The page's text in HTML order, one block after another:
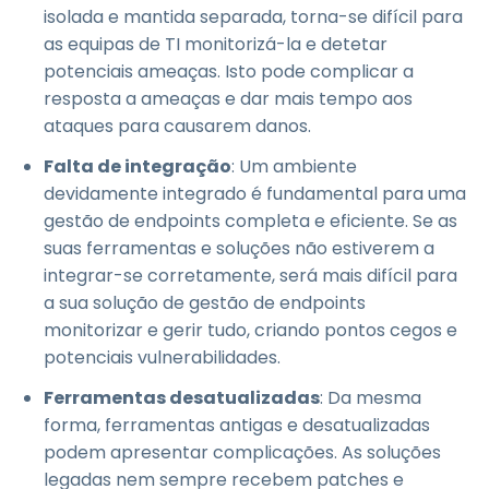
isolada e mantida separada, torna-se difícil para
as equipas de TI monitorizá-la e detetar
potenciais ameaças. Isto pode complicar a
resposta a ameaças e dar mais tempo aos
ataques para causarem danos.
Falta de integração: Um ambiente
devidamente integrado é fundamental para uma
gestão de endpoints completa e eficiente. Se as
suas ferramentas e soluções não estiverem a
integrar-se corretamente, será mais difícil para
a sua solução de gestão de endpoints
monitorizar e gerir tudo, criando pontos cegos e
potenciais vulnerabilidades.
Ferramentas desatualizadas: Da mesma
forma, ferramentas antigas e desatualizadas
podem apresentar complicações. As soluções
legadas nem sempre recebem patches e